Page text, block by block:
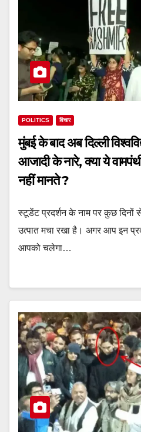
POLITICS विचार
मुंबई के बाद अब दिल्ली
आजादी के नारे, क्या ये
नहीं मानते ?
स्टूडेंट प्रदर्शन के नाम पर कुछ दिनों
उत्पात मचा रखा है। अगर आप इन
आपको चलेगा…